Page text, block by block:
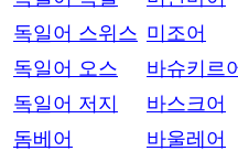
독일어 스위스
독일어 오스
독일어 저지
돔베어
미조어
바슈키르
바스크어
바울레어